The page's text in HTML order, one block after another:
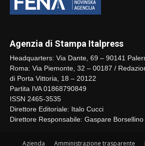
Agenzia di Stampa Italpress
Headquarters: Via Dante, 69 – 90141
Roma: Via Piemonte, 32 – 00187 /
di Porta Vittoria, 18 – 20122
Partita IVA 01868790849
ISSN 2465-3535
Direttore Editoriale: Italo Cucci
Direttore Responsabile: Gaspare Borsellino
Azienda Amministrazione trasparente